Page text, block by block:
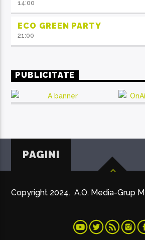
14:00
ECO GREEN PARTY
21:00
PUBLICITATE
PAGINI
Copyright 2024. A.O. Media-Grup